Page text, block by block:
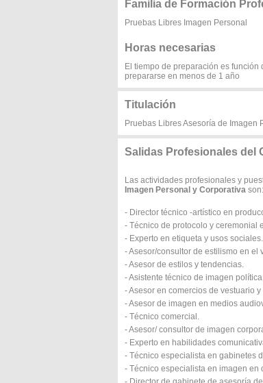
Familia de Formación
Pruebas Libres Imagen Personal
Horas necesarias
El tiempo de preparación es
prepararse en menos de 1 año
Titulación
Pruebas Libres Asesoría de Imagen
Salidas Profesionales del
Las actividades profesionales y
Imagen Personal y Corporativa son:
- Director técnico -artístico en
- Técnico de protocolo y ceremonial
- Experto en etiqueta y usos sociales.
- Asesor/consultor de estilismo en el
- Asesor de estilos y tendencias.
- Asistente técnico de imagen
- Asesor en comercios de vestuario
- Asesor de imagen en medios
- Técnico comercial.
- Asesor/ consultor de imagen
- Experto en habilidades
- Técnico especialista en gabinetes
- Técnico especialista en imagen en